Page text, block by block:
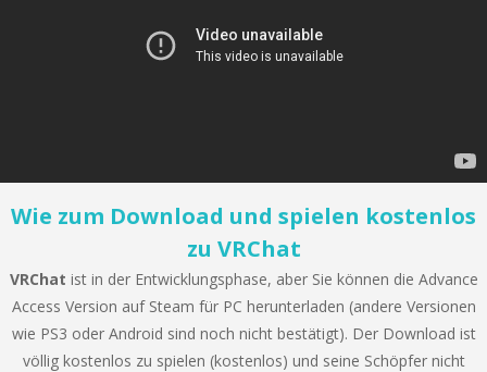
Wie zum Download und spielen kostenlos
zu VRChat
VRChat ist in der Entwicklungsphase, aber Sie können die Advance
Access Version auf Steam für PC herunterladen (andere Versionen
wie PS3 oder Android sind noch nicht bestätigt). Der Download ist
völlig kostenlos zu spielen (kostenlos) und seine Schöpfer nicht